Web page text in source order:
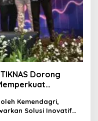
Dorong
Kemendagri,
Solusi Inovatif